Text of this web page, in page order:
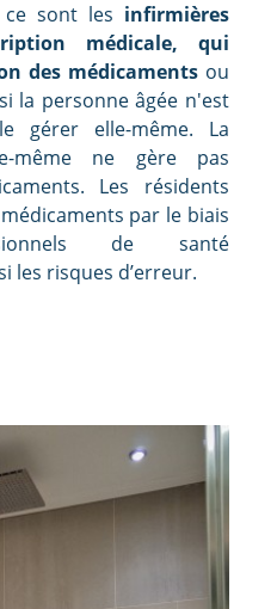
ce sont les infirmières
médicale, qui
des médicaments ou
la personne âgée n'est
gérer elle-même. La
même ne gère pas
Les résidents
par le biais
de santé
les risques d’erreur.